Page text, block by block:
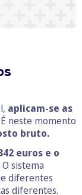
aplicam-se as
É neste momento
bruto.
euros e o
O sistema
diferentes
diferentes.